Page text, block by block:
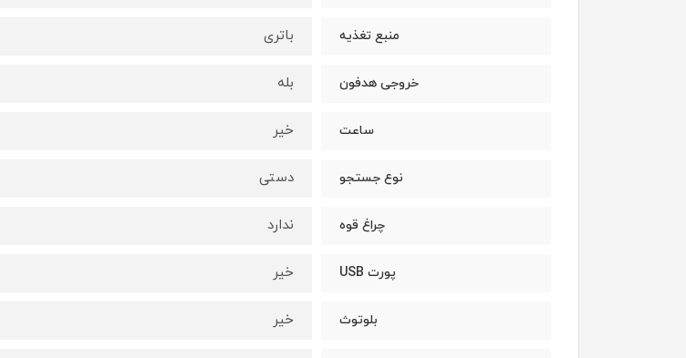
منبع تغذیه باتری
خروجی هدفون بله
ساعت خیر
نوع جستجو دستی
چراغ قوه ندارد
پورت USB خیر
بلوتوث خیر